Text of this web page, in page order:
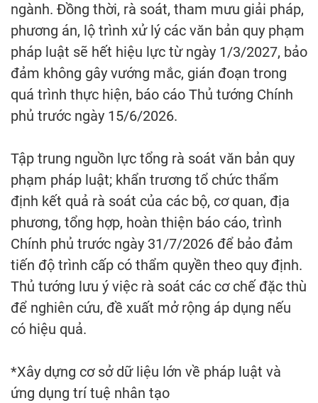
ngành. Đồng thời, rà soát, tham mưu giải pháp,
phương án, lộ trình xử lý các văn bản quy phạm
pháp luật sẽ hết hiệu lực từ ngày 1/3/2027, bảo
đảm không gây vướng mắc, gián đoạn trong
quá trình thực hiện, báo cáo Thủ tướng Chính
phủ trước ngày 15/6/2026.
Tập trung nguồn lực tổng rà soát văn bản quy
phạm pháp luật; khẩn trương tổ chức thẩm
định kết quả rà soát của các bộ, cơ quan, địa
phương, tổng hợp, hoàn thiện báo cáo, trình
Chính phủ trước ngày 31/7/2026 để bảo đảm
tiến độ trình cấp có thẩm quyền theo quy định.
Thủ tướng lưu ý việc rà soát các cơ chế đặc thù
để nghiên cứu, đề xuất mở rộng áp dụng nếu
có hiệu quả.
*Xây dựng cơ sở dữ liệu lớn về pháp luật và
ứng dụng trí tuệ nhân tạo